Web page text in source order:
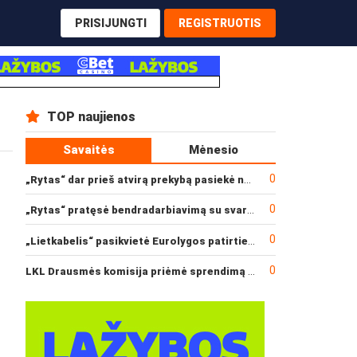
PRISIJUNGTI REGISTRUOTIS
TOP naujienos
Savaitės Mėnesio
0
„Rytas“ pratęsė bendradarbiavimą su svarbiu rėmėju 0
0
0